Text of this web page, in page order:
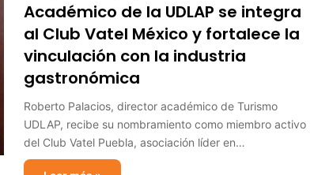
Académico de la UDLAP se integra
al Club Vatel México y fortalece la
vinculación con la industria
gastronómica
Roberto Palacios, director académico de Turismo
UDLAP, recibe su nombramiento como miembro activo
del Club Vatel Puebla, asociación líder en…